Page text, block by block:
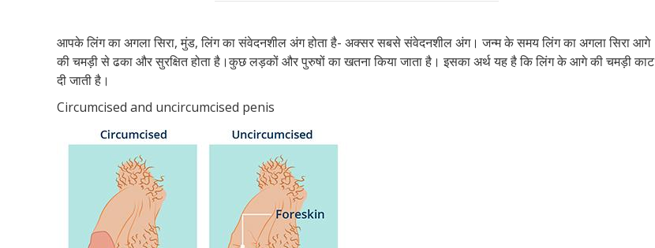
आपके लिंग का अगला सिरा, मुंड, लिंग का संवेदनशील अंग होता है- अक्सर सबसे संवेदनशील अंग। जन्म के समय लिंग का अगला सिरा आगे
की चमड़ी से ढका और सुरक्षित होता है।कुछ लड़कों और पुरुषों का खतना किया जाता है। इसका अर्थ यह है कि लिंग के आगे की चमड़ी काट
दी जाती है।
Circumcised and uncircumcised penis